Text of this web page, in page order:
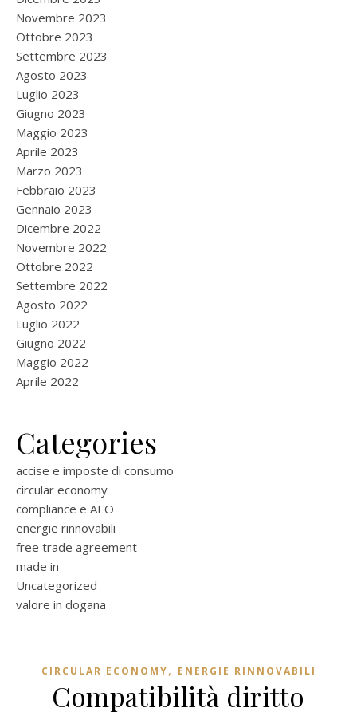
Novembre 2023
Ottobre 2023
Settembre 2023
Agosto 2023
Luglio 2023
Giugno 2023
Maggio 2023
Aprile 2023
Marzo 2023
Febbraio 2023
Gennaio 2023
Dicembre 2022
Novembre 2022
Ottobre 2022
Settembre 2022
Agosto 2022
Luglio 2022
Giugno 2022
Maggio 2022
Aprile 2022
Categories
accise e imposte di consumo
circular economy
compliance e AEO
energie rinnovabili
free trade agreement
made in
Uncategorized
valore in dogana
CIRCULAR ECONOMY, ENERGIE RINNOVABILI
Compatibilità diritto